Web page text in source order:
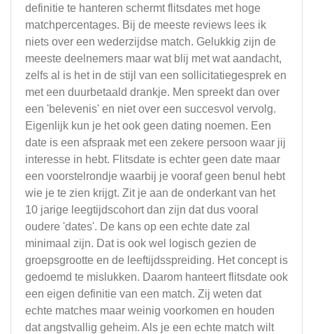
definitie te hanteren schermt flitsdates met hoge
matchpercentages. Bij de meeste reviews lees ik
niets over een wederzijdse match. Gelukkig zijn de
meeste deelnemers maar wat blij met wat aandacht,
zelfs al is het in de stijl van een sollicitatiegesprek en
met een duurbetaald drankje. Men spreekt dan over
een 'belevenis' en niet over een succesvol vervolg.
Eigenlijk kun je het ook geen dating noemen. Een
date is een afspraak met een zekere persoon waar jij
interesse in hebt. Flitsdate is echter geen date maar
een voorstelrondje waarbij je vooraf geen benul hebt
wie je te zien krijgt. Zit je aan de onderkant van het
10 jarige leegtijdscohort dan zijn dat dus vooral
oudere 'dates'. De kans op een echte date zal
minimaal zijn. Dat is ook wel logisch gezien de
groepsgrootte en de leeftijdsspreiding. Het concept is
gedoemd te mislukken. Daarom hanteert flitsdate ook
een eigen definitie van een match. Zij weten dat
echte matches maar weinig voorkomen en houden
dat angstvallig geheim. Als je een echte match wilt